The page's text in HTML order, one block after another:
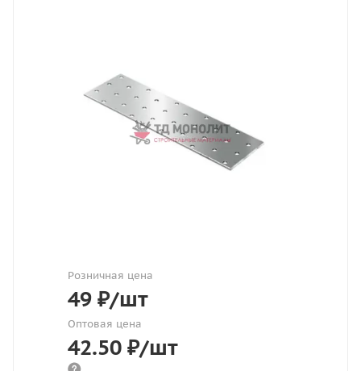
Розничная цена
49 ₽/шт
Оптовая цена
42.50 ₽/шт